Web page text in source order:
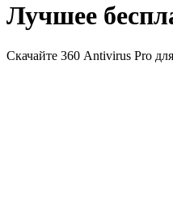
Лучшее
Скачайте 360 Antivirus Pro